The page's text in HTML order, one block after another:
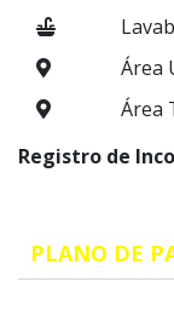
Área
Área
Registro de
PLANO DE